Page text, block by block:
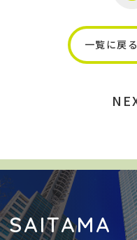
一覧に戻る
SAITAMA